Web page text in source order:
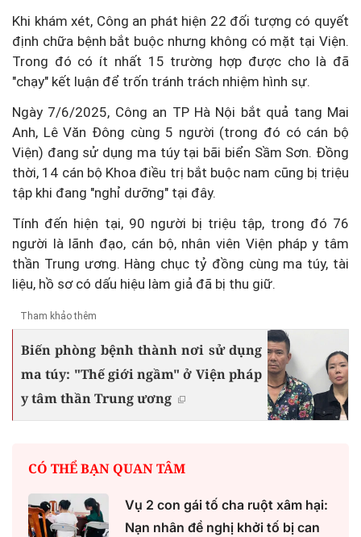
Khi khám xét, Công an phát hiện 22 đối tượng có quyết
định chữa bệnh bắt buộc nhưng không có mặt tại Viện.
Trong đó có ít nhất 15 trường hợp được cho là đã
"chạy" kết luận để trốn tránh trách nhiệm hình sự.
Ngày 7/6/2025, Công an TP Hà Nội bắt quả tang Mai
Anh, Lê Văn Đông cùng 5 người (trong đó có cán bộ
Viện) đang sử dụng ma túy tại bãi biển Sầm Sơn. Đồng
thời, 14 cán bộ Khoa điều trị bắt buộc nam cũng bị triệu
tập khi đang "nghỉ dưỡng" tại đây.
Tính đến hiện tại, 90 người bị triệu tập, trong đó 76
người là lãnh đạo, cán bộ, nhân viên Viện pháp y tâm
thần Trung ương. Hàng chục tỷ đồng cùng ma túy, tài
liệu, hồ sơ có dấu hiệu làm giả đã bị thu giữ.
Tham khảo thêm
Biến phòng bệnh thành nơi sử dụng
ma túy: "Thế giới ngầm" ở Viện pháp
y tâm thần Trung ương
CÓ THỂ BẠN QUAN TÂM
Vụ 2 con gái tố cha ruột xâm hại:
Nạn nhân đề nghị khởi tố bị can